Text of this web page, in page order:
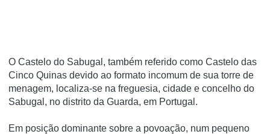
O Castelo do Sabugal, também referido como Castelo das
Cinco Quinas devido ao formato incomum de sua torre de
menagem, localiza-se na freguesia, cidade e concelho do
Sabugal, no distrito da Guarda, em Portugal.
Em posição dominante sobre a povoação, num pequeno